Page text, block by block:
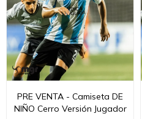
PRE VENTA - Camiseta DE
NIÑO Cerro Versión Jugador